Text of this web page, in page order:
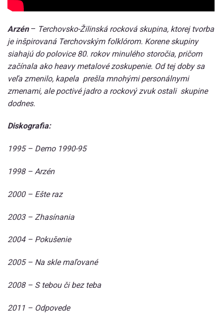
Arzén– Terchovsko-Žilinská rocková skupina, ktorej tvorba
je inšpirovaná Terchovským folklórom. Korene skupiny
siahajú do polovice 80. rokov minulého storočia, pričom
začínala ako heavy metalové zoskupenie. Od tej doby sa
veľa zmenilo, kapela prešla mnohými personálnymi
zmenami, ale poctivé jadro a rockový zvuk ostali skupine
dodnes.
Diskografia:
1995 – Demo 1990-95
1998 – Arzén
2000 – Ešte raz
2003 – Zhasínania
2004 – Pokušenie
2005 – Na skle maľované
2008 – S tebou či bez teba
2011 – Odpovede